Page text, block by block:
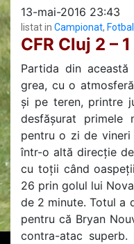
13-mai-2016 23:43
listat in Campionat, Fotbal
CFR Cluj 2 –
Partida din
grea, cu o
și pe teren, printre
desfășurat primele
pentru o zi de vineri
într-o altă direcție
cu toții când
26 prin golul lui
de 2 minute. Totul a
pentru că Bryan
contra-atac